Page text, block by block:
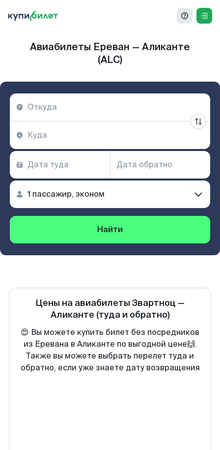
Авиабилеты Ереван — Аликанте
(ALC)
Найти
Цены на авиабилеты Звартноц —
Аликанте (туда и обратно)
😍 Вы можете купить билет без посредников
из Еревана в Аликанте по выгодной цене🙌.
Также вы можете выбрать перелет туда и
обратно, если уже знаете дату возвращения